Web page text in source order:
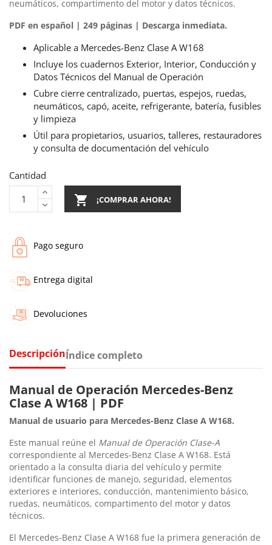
neumáticos, compartimento del motor y datos técnicos.
PDF en español | 249 páginas | Descarga inmediata.
Aplicable a Mercedes-Benz Clase A W168
Incluye los cuadernos Exterior, Interior, Conducción y
Datos Técnicos del Manual de Operación
Cubre cierre centralizado, puertas, espejos, ruedas,
neumáticos, capó, aceite, refrigerante, batería, fusibles
y limpieza
Útil para propietarios, usuarios, talleres, restauradores
y consulta de documentación del vehículo
Cantidad
 ¡COMPRAR AHORA!
Pago seguro
Entrega digital
Devoluciones
DescripciónÍndice completo
Manual de Operación Mercedes-Benz
Clase A W168 | PDF
Manual de usuario para Mercedes-Benz Clase A W168.
Este manual reúne el Manual de Operación Clase-A
correspondiente al Mercedes-Benz Clase A W168. Está
orientado a la consulta diaria del vehículo y permite
identificar funciones de manejo, seguridad, elementos
exteriores e interiores, conducción, mantenimiento básico,
ruedas, neumáticos, compartimento del motor y datos
técnicos.
El Mercedes-Benz Clase A W168 fue la primera generación de